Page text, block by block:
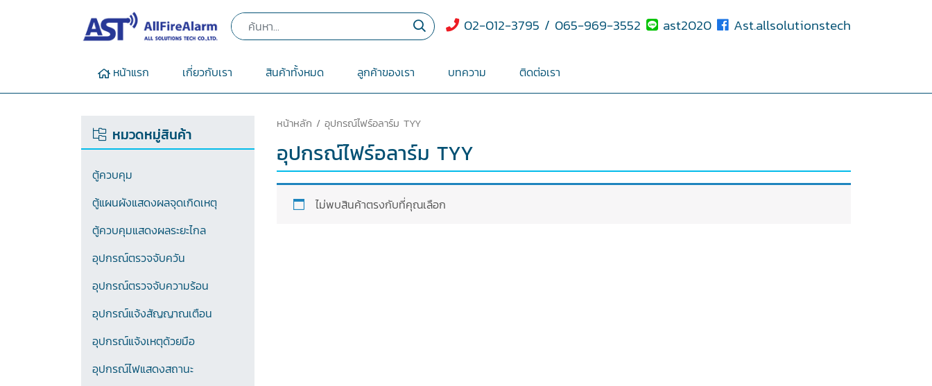
02-012-3795 / 065-969-3552 ast2020 Ast.allsolutionstech
หน้าแรก เกี่ยวกับเรา สินค้าทั้งหมด ลูกค้าของเรา บทความ ติดต่อเรา
หมวดหมู่สินค้า
ตู้ควบคุม
ตู้แผนผังแสดงผลจุดเกิดเหตุ
ตู้ควบคุมแสดงผลระยะไกล
อุปกรณ์ตรวจจับควัน
อุปกรณ์ตรวจจับความร้อน
อุปกรณ์แจ้งสัญญาณเตือน
อุปกรณ์แจ้งเหตุด้วยมือ
อุปกรณ์ไฟแสดงสถานะ
หน้าหลัก / อุปกรณ์ไฟร์อลาร์ม TYY
อุปกรณ์ไฟร์อลาร์ม TYY
ไม่พบสินค้าตรงกับที่คุณเลือก